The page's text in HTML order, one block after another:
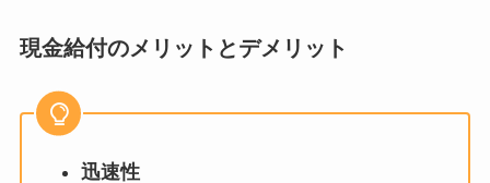
現金給付のメリットとデメリット
迅速性